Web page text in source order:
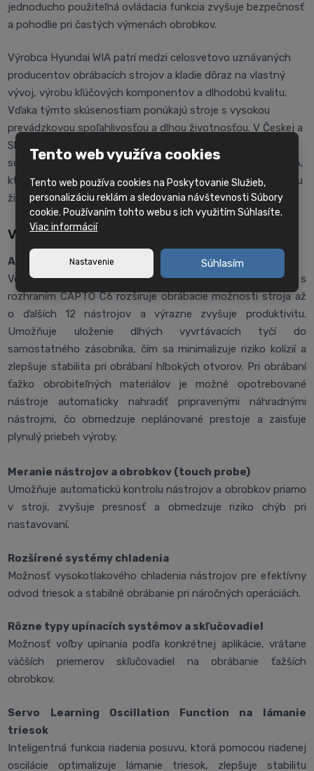
jednoducho použiteľná ovládacia funkcia zvyšuje bezpečnosť
a pohodlie pri častých výmenách obrobkov.
Výrobca Hyundai WIA patrí medzi celosvetovo uznávaných
producentov obrábacích strojov a kladie dôraz na vlastný
vývoj, výrobu kľúčových komponentov a dlhodobú kvalitu.
Vďaka týmto skúsenostiam ponúkajú stroje s vysokou
prevádzkovou spoľahlivosťou a dlhou životnosťou. V Českej a
Slovenskej republike je zaistená odborná technická podpora,
servis a poradenstvo prostredníctvom spoločnosti PROFIKA,
ktorá zákazníkom poskytuje kompletné zázemie po celú dobu
životného cyklu stroja.
Voliteľné vybavenie
​​​​​Automatická výmena nástrojov (ATC) CAPTO C6
Voliteľný systém automatickej výmeny nástrojov ATC s
rozhraním CAPTO C6 rozširuje obrábacie možnosti stroja až
o ďalších 12 nástrojov a výrazne zvyšuje produktivitu.
Umožňuje uloženie dlhých vyvrtávacích tyčí do
samostatného zásobníka, čím sa minimalizuje riziko kolízií a
zlepšuje stabilita pri obrábaní hlbokých otvorov. Pri obrábaní
ťažko obrobiteľných materiálov je možné opotrebované
nástroje automaticky nahradiť pripravenými náhradnými
nástrojmi, čo obmedzuje neplánované prestoje a zaisťuje
plynulý priebeh výroby.
Meranie nástrojov a obrobkov (touch probe)
Umožňuje automatickú kontrolu nástrojov a obrobkov priamo
v stroji, zvyšuje presnosť a obmedzuje riziko chýb pri
nastavovaní.
Rozšírené systémy chladenia
Možnosť vysokotlakového chladenia nástrojov pre efektívny
odvod triesok a stabilné obrábanie pri náročných operáciách.
Rôzne typy upínacích systémov a skľučovadiel
Možnosť voľby upínania podľa konkrétnej aplikácie, vrátane
väčších priemerov skľučovadiel na obrábanie ťažších
obrobkov.
Servo Learning Oscillation Function na lámanie
triesok
Inteligentná funkcia riadenia posuvu, ktorá pomocou riadenej
oscilácie optimalizuje lámanie triesok, zlepšuje stabilitu
Tento web využíva cookies
Tento web používa cookies na Poskytovanie Služieb,
personalizáciu reklám a sledovania návštevnosti Súbory
cookie. Používaním tohto webu s ich využitím Súhlasíte.
Viac informácií
Nastavenie Súhlasím